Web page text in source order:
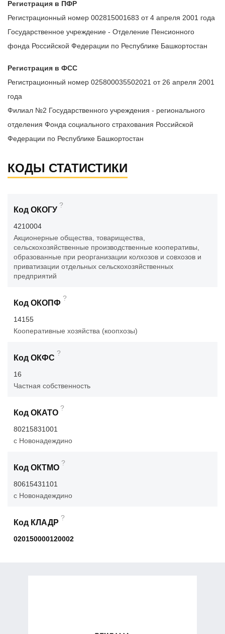
Регистрация в ПФР
Регистрационный номер 002815001683 от 4 апреля 2001 года
Государственное учреждение - Отделение Пенсионного
фонда Российской Федерации по Республике Башкортостан
Регистрация в ФСС
Регистрационный номер 025800035502021 от 26 апреля 2001
года
Филиал №2 Государственного учреждения - регионального
отделения Фонда социального страхования Российской
Федерации по Республике Башкортостан
КОДЫ СТАТИСТИКИ
Код ОКОГУ
?
4210004
Акционерные общества, товарищества,
сельскохозяйственные производственные кооперативы,
образованные при реорганизации колхозов и совхозов и
приватизации отдельных сельскохозяйственных
предприятий
Код ОКОПФ
?
14155
Кооперативные хозяйства (коопхозы)
Код ОКФС
?
16
Частная собственность
Код ОКАТО
?
80215831001
с Новонадеждино
Код ОКТМО
?
80615431101
с Новонадеждино
Код КЛАДР
?
020150000120002